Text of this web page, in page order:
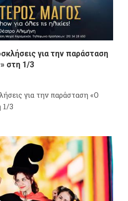
για την παράσταση
στη 1/3
για την παράσταση «Ο
1/3